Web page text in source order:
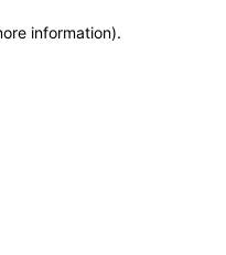
information).